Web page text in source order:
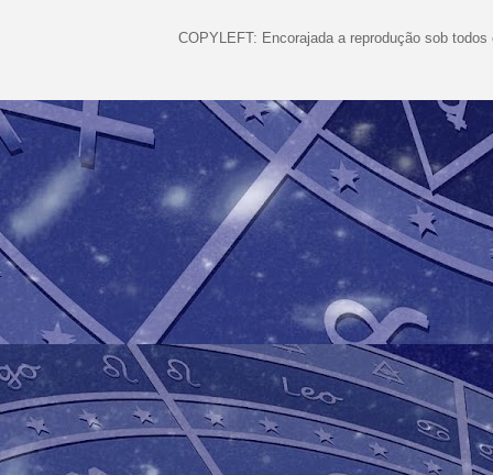
COPYLEFT: Encorajada a reprodução sob